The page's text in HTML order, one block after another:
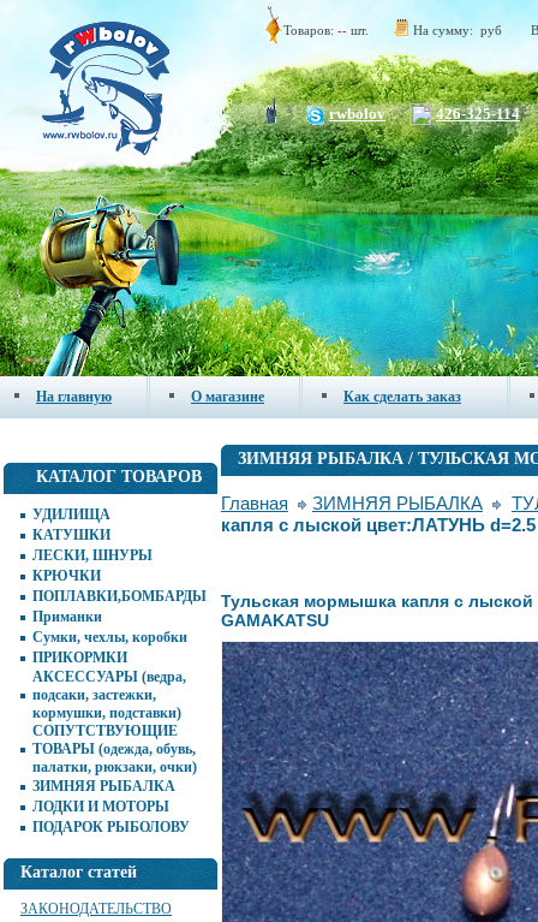
Товаров: -- шт. На сумму: руб
rwbolov 426-325-114
На главную О магазине Как сделать заказ
КАТАЛОГ ТОВАРОВ
УДИЛИЩА
КАТУШКИ
ЛЕСКИ, ШНУРЫ
КРЮЧКИ
ПОПЛАВКИ,БОМБАРДЫ
Приманки
Сумки, чехлы, коробки
ПРИКОРМКИ
АКСЕССУАРЫ (ведра,
подсаки, застежки,
кормушки, подставки)
СОПУТСТВУЮЩИЕ
ТОВАРЫ (одежда, обувь,
палатки, рюкзаки, очки)
ЗИМНЯЯ РЫБАЛКА
ЛОДКИ И МОТОРЫ
ПОДАРОК РЫБОЛОВУ
Каталог статей
ЗАКОНОДАТЕЛЬСТВО
ЗИМНЯЯ РЫБАЛКА / ТУЛЬСКАЯ
Главная ЗИМНЯЯ РЫБАЛКА
капля с лыской цвет:ЛАТУНЬ
Тульская мормышка капля с
GAMAKATSU